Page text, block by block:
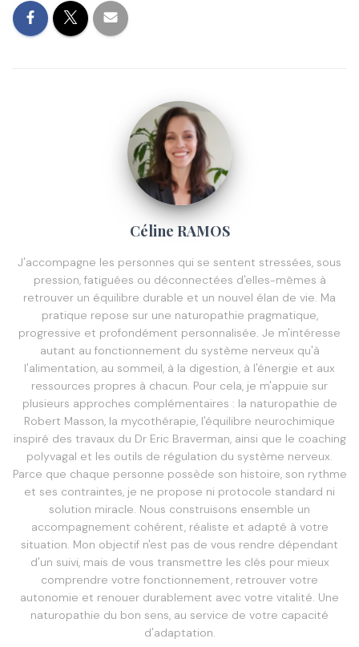
Céline RAMOS
J'accompagne les personnes qui se sentent stressées, sous
pression, fatiguées ou déconnectées d'elles-mêmes à
retrouver un équilibre durable et un nouvel élan de vie. Ma
pratique repose sur une naturopathie pragmatique,
progressive et profondément personnalisée. Je m'intéresse
autant au fonctionnement du système nerveux qu'à
l'alimentation, au sommeil, à la digestion, à l'énergie et aux
ressources propres à chacun. Pour cela, je m'appuie sur
plusieurs approches complémentaires : la naturopathie de
Robert Masson, la mycothérapie, l'équilibre neurochimique
inspiré des travaux du Dr Eric Braverman, ainsi que le coaching
polyvagal et les outils de régulation du système nerveux.
Parce que chaque personne possède son histoire, son rythme
et ses contraintes, je ne propose ni protocole standard ni
solution miracle. Nous construisons ensemble un
accompagnement cohérent, réaliste et adapté à votre
situation. Mon objectif n'est pas de vous rendre dépendant
d'un suivi, mais de vous transmettre les clés pour mieux
comprendre votre fonctionnement, retrouver votre
autonomie et renouer durablement avec votre vitalité. Une
naturopathie du bon sens, au service de votre capacité
d'adaptation.